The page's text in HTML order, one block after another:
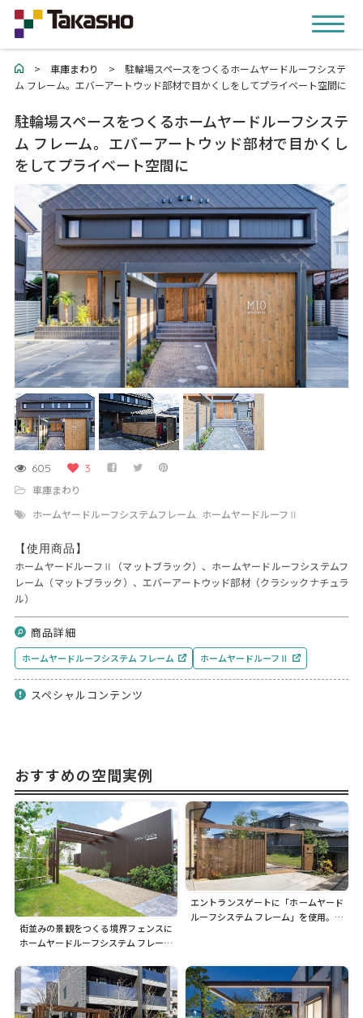
> 車庫まわり > 駐輪場スペースをつくるホームヤードルーフシステ
ム フレーム。エバーアートウッド部材で目かくしをしてプライベート空間に
駐輪場スペースをつくるホームヤードルーフシステ
ム フレーム。エバーアートウッド部材で目かくし
をしてプライベート空間に
605 3
車庫まわり
ホームヤードルーフシステムフレーム ホームヤードルーフⅡ
【使用商品】
ホームヤードルーフⅡ（マットブラック）、ホームヤードルーフシステムフ
レーム（マットブラック）、エバーアートウッド部材（クラシックナチュラ
ル）
商品詳細
ホームヤードルーフシステム フレーム ホームヤードルーフⅡ
スペシャルコンテンツ
おすすめの空間実例
街並みの景観をつくる境界フェンスに
ホームヤードルーフシステム フレーム
エントランスゲートに「ホームヤード
ルーフシステム フレーム」を使用。格